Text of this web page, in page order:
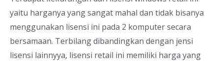
yaitu harganya yang sangat mahal dan tidak bisanya
menggunakan lisensi ini pada 2 komputer secara
bersamaan. Terbilang dibandingkan dengan jensi
lisensi lainnyya, lisensi retail ini memiliki harga yang